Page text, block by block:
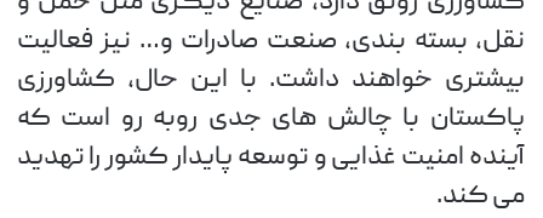
نقل، بسته بندی، صنعت صادرات و… نیز فعالیت
بیشتری خواهند داشت. با این حال، کشاورزی
پاکستان با چالش های جدی روبه رو است که
آینده امنیت غذایی و توسعه پایدار کشور را تهدید
می کند.